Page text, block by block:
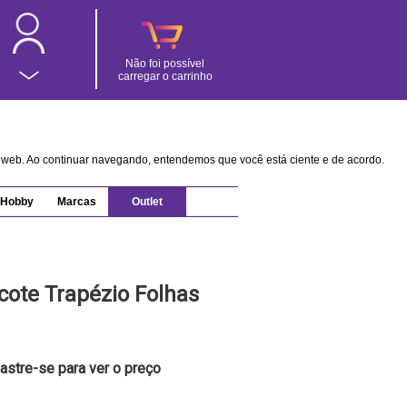
Não foi possível
carregar o carrinho
Ao continuar navegando, entendemos que você está ciente e de acordo.
Hobby Marcas Outlet
Trapézio Folhas
se para ver o preço